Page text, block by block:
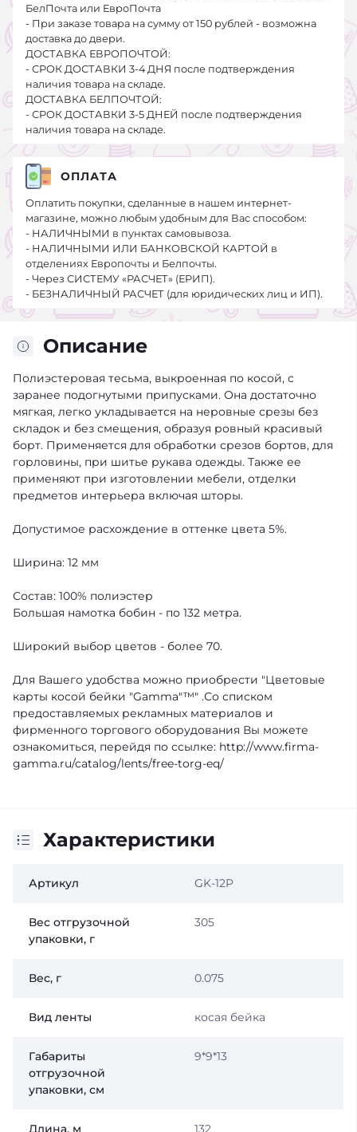
Описание
Полиэстеровая тесьма, выкроенная по косой, с
заранее подогнутыми припусками. Она достаточно
мягкая, легко укладывается на неровные срезы без
складок и без смещения, образуя ровный красивый
борт. Применяется для обработки срезов бортов, для
горловины, при шитье рукава одежды. Также ее
применяют при изготовлении мебели, отделки
предметов интерьера включая шторы.
Допустимое расхождение в оттенке цвета 5%.
Ширина: 12 мм
Состав: 100% полиэстер
Большая намотка бобин - по 132 метра.
Широкий выбор цветов - более 70.
Для Вашего удобства можно приобрести "Цветовые
карты косой бейки "Gamma"™" .Со списком
предоставляемых рекламных материалов и
фирменного торгового оборудования Вы можете
ознакомиться, перейдя по ссылке: http://www.firma-
gamma.ru/catalog/lents/free-torg-eq/
Характеристики
Артикул GK-12P
Вес отгрузочной
упаковки, г
305
Вес, г 0.075
Вид ленты косая бейка
Габариты
отгрузочной
упаковки, см
9*9*13
Длина, м 132
БелПочта или ЕвроПочта
- При заказе товара на сумму от 150 рублей - возможна
доставка до двери.
ДОСТАВКА ЕВРОПОЧТОЙ:
- СРОК ДОСТАВКИ 3-4 ДНЯ после подтверждения
наличия товара на складе.
ДОСТАВКА БЕЛПОЧТОЙ:
- СРОК ДОСТАВКИ 3-5 ДНЕЙ после подтверждения
наличия товара на складе.
ОПЛАТА
Оплатить покупки, сделанные в нашем интернет-
магазине, можно любым удобным для Вас способом:
- НАЛИЧНЫМИ в пунктах самовывоза.
- НАЛИЧНЫМИ ИЛИ БАНКОВСКОЙ КАРТОЙ в
отделениях Европочты и Белпочты.
- Через СИСТЕМУ «РАСЧЕТ» (ЕРИП).
- БЕЗНАЛИЧНЫЙ РАСЧЕТ (для юридических лиц и ИП).